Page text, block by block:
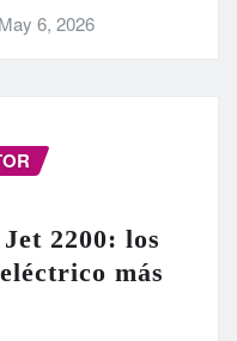
May 6, 2026
2200: los
más